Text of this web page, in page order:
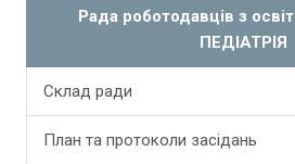
Рада роботодавців з
ПЕДІАТРІЯ
Склад ради
План та протоколи засідань